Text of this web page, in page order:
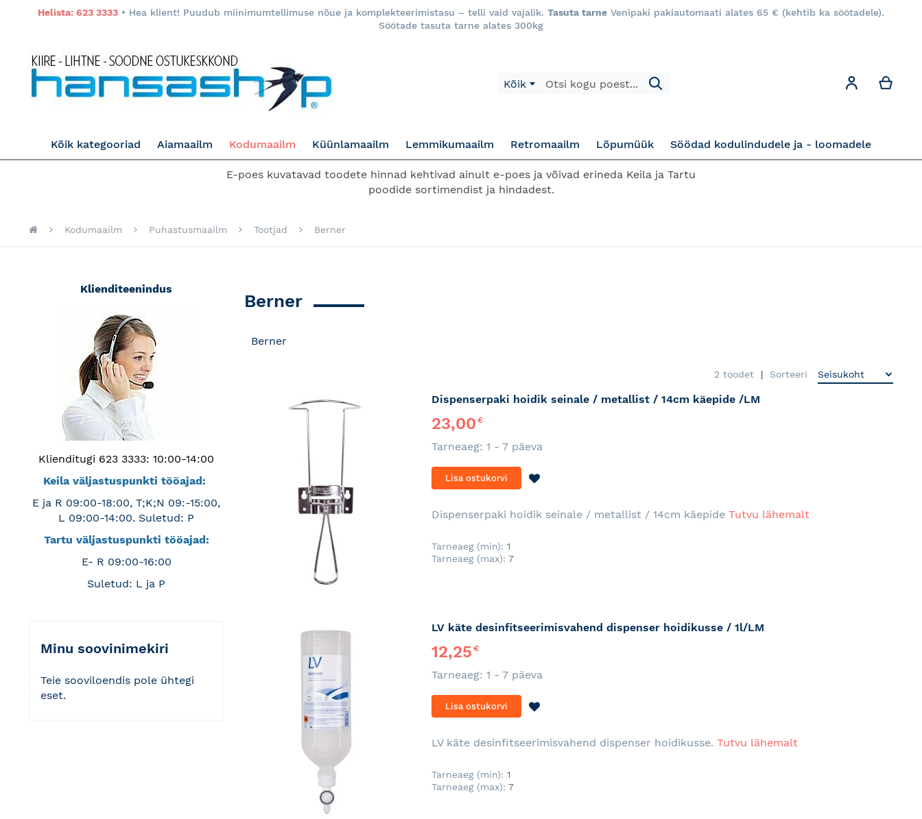
Helista: 623 3333 • Hea klient! Puudub miinimumtellimuse nõue ja komplekteerimistasu – telli vaid vajalik. Tasuta tarne Venipaki pakiautomaati alates 65 € (kehtib ka söötadele).
Söötade tasuta tarne alates 300kg
Kõik
Otsi
Otsi
Minu konto
Kõik kategooriad Aiamaailm Kodumaailm Küünlamaailm Lemmikumaailm Retromaailm Lõpumüük Söödad kodulindudele ja - loomadele
E-poes kuvatavad toodete hinnad kehtivad ainult e-poes ja võivad erineda Keila ja Tartu
poodide sortimendist ja hindadest.
Kodumaailm Puhastusmaailm Tootjad Berner
Berner
Berner
2 toodet Sorteeri
Dispenserpaki hoidik seinale / metallist / 14cm käepide /LM
23,00€
Tarneaeg: 1 - 7 päeva
Lisa ostukorvi
Dispenserpaki hoidik seinale / metallist / 14cm käepideTutvu lähemalt
Tarneaeg (min): 1
Tarneaeg (max): 7
LV käte desinfitseerimisvahend dispenser hoidikusse / 1l/LM
12,25€
Tarneaeg: 1 - 7 päeva
Lisa ostukorvi
LV käte desinfitseerimisvahend dispenser hoidikusse.Tutvu lähemalt
Tarneaeg (min): 1
Tarneaeg (max): 7
Klienditeenindus
Klienditugi 623 3333: 10:00-14:00
Keila väljastuspunkti tööajad:
E ja R 09:00-18:00, T;K;N 09:-15:00,
L 09:00-14:00. Suletud: P
Tartu väljastuspunkti tööajad:
E- R 09:00-16:00
Suletud: L ja P
Minu soovinimekiri
Teie sooviloendis pole ühtegi
eset.